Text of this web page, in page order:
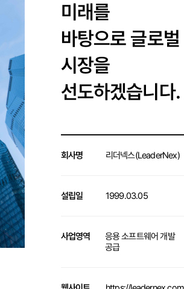
미래를
바탕으로 글로벌
시장을
선도하겠습니다.
회사명 리더넥스(LeaderNex)
설립일 1999.03.05
사업영역
응용 소프트웨어 개발
공급